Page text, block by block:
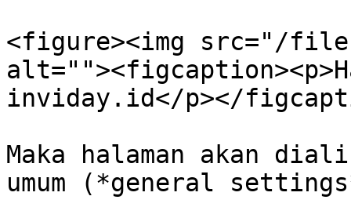
<figure><img src="/files/
inviday.id</p></
Maka halaman akan
umum (*general